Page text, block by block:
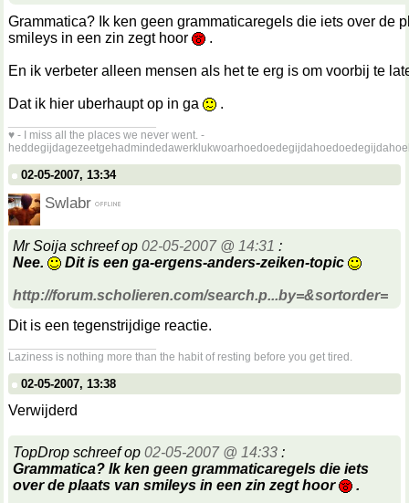
Grammatica? Ik ken geen grammaticaregels die iets over de
smileys in een zin zegt hoor
.
En ik verbeter alleen mensen als het te erg is om voorbij te
Dat ik hier uberhaupt op in ga
.
♥ - I miss all the places we never went. -
02-05-2007, 13:34
Swlabr
Mr Soija schreef op 02-05-2007 @ 14:31 :
Nee.
Dit is een ga-ergens-anders-zeiken-topic
http://forum.scholieren.com/search.p...by=&sortorder=
Dit is een tegenstrijdige reactie.
Laziness is nothing more than the habit of resting before you get tired.
02-05-2007, 13:38
Verwijderd
TopDrop schreef op 02-05-2007 @ 14:33 :
Grammatica? Ik ken geen grammaticaregels die iets
over de plaats van smileys in een zin zegt hoor
.